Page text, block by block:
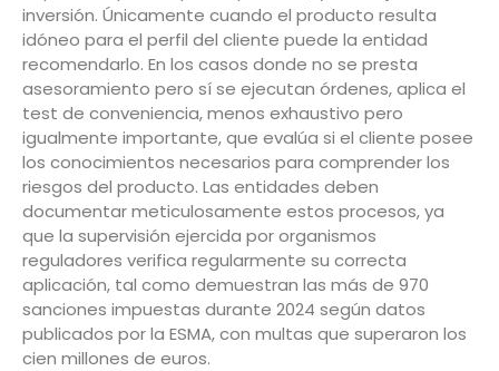
inversión. Únicamente cuando el producto resulta
idóneo para el perfil del cliente puede la entidad
recomendarlo. En los casos donde no se presta
asesoramiento pero sí se ejecutan órdenes, aplica el
test de conveniencia, menos exhaustivo pero
igualmente importante, que evalúa si el cliente posee
los conocimientos necesarios para comprender los
riesgos del producto. Las entidades deben
documentar meticulosamente estos procesos, ya
que la supervisión ejercida por organismos
reguladores verifica regularmente su correcta
aplicación, tal como demuestran las más de 970
sanciones impuestas durante 2024 según datos
publicados por la ESMA, con multas que superaron los
cien millones de euros.